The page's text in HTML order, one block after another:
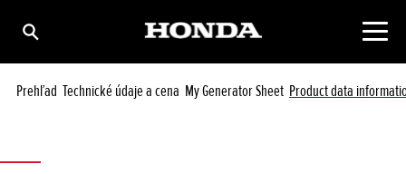
Prehľad Technické údaje a cena My Generator Sheet Product data